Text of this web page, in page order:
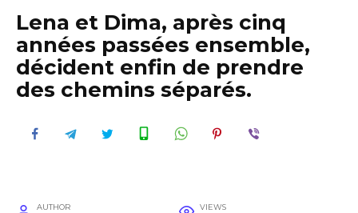
Lena et Dima, après cinq
années passées ensemble,
décident enfin de prendre
des chemins séparés.
AUTHOR VIEWS